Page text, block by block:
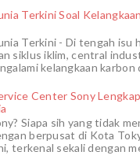
Terkini Soal
Terkini - Di tengah isu
siklus iklim, central
kelangkaan karbon
Center Sony
Siapa sih yang tidak
berpusat di Kota
terkenal sekali dengan